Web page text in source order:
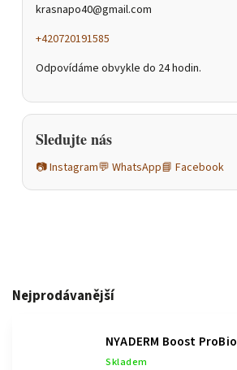
krasnapo40@gmail.com
+420720191585
Odpovídáme obvykle do 24 hodin.
Sledujte nás
📷 Instagram💬 WhatsApp📘 Facebook
Nejprodávanější
NYADERM Boost ProBio
Skladem